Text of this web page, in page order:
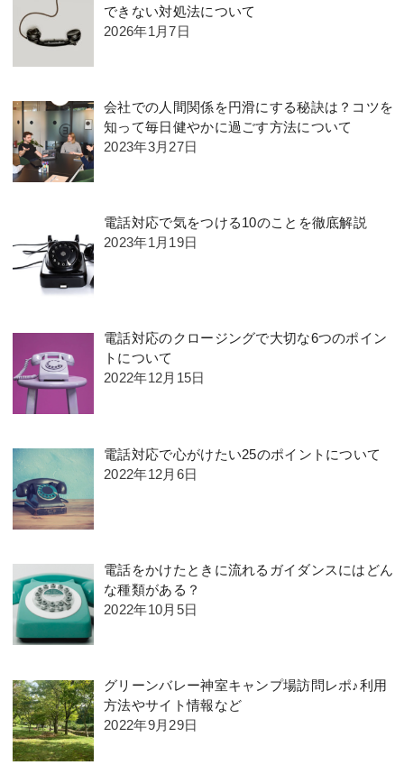
できない対処法について
2026年1月7日
会社での人間関係を円滑にする秘訣は？コツを
知って毎日健やかに過ごす方法について
2023年3月27日
電話対応で気をつける10のことを徹底解説
2023年1月19日
電話対応のクロージングで大切な6つのポイン
トについて
2022年12月15日
電話対応で心がけたい25のポイントについて
2022年12月6日
電話をかけたときに流れるガイダンスにはどん
な種類がある？
2022年10月5日
グリーンバレー神室キャンプ場訪問レポ♪利用
方法やサイト情報など
2022年9月29日